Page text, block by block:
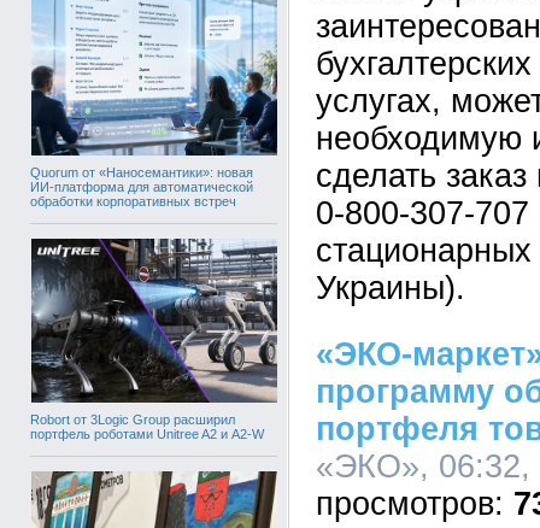
Quorum от «Наносемантики»: новая
ИИ-платформа для автоматической
обработки корпоративных встреч
Robort от 3Logic Group расширил
портфель роботами Unitree A2 и A2-W
услугах,
необходимую
сделать
0-800-307-707
Украины).
«ЭКО-
программу
портфеля
«ЭКО», 06:32,